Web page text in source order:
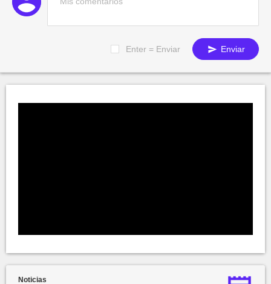
Enter = Enviar Enviar
Noticias